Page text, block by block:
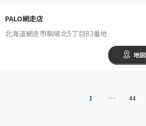
PALO網走店
北海道網走市駒場北5丁目83番地
地図
1 … 44